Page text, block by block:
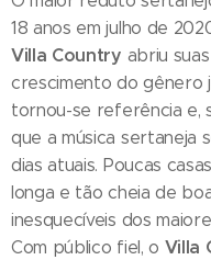
18 anos em julho de
Villa Country abriu
crescimento do gênero
tornou-se referência e,
que a música sertaneja
dias atuais. Poucas
longa e tão cheia de
inesquecíveis dos
Com público fiel, o Villa